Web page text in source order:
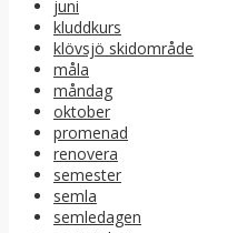
juni
kluddkurs
klövsjö skidområde
måla
måndag
oktober
promenad
renovera
semester
semla
semledagen